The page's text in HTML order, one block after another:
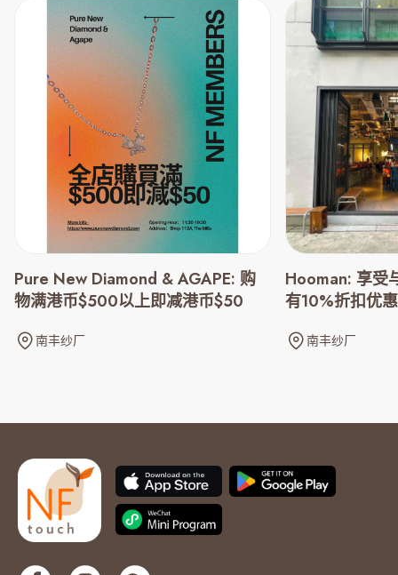
Pure New Diamond & AGAPE: 购
物满港币$500以上即减港币$50
南丰纱厂
Hooman: 享受
有10%折扣优
南丰纱厂